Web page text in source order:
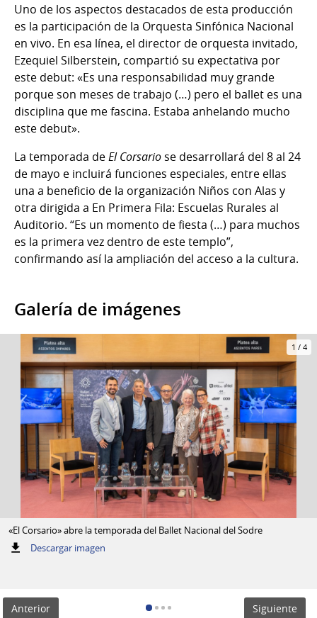
Uno de los aspectos destacados de esta producción
es la participación de la Orquesta Sinfónica Nacional
en vivo. En esa línea, el director de orquesta invitado,
Ezequiel Silberstein, compartió su expectativa por
este debut: «Es una responsabilidad muy grande
porque son meses de trabajo (…) pero el ballet es una
disciplina que me fascina. Estaba anhelando mucho
este debut».
La temporada deEl Corsariose desarrollará del 8 al 24
de mayo e incluirá funciones especiales, entre ellas
una a beneficio de la organización Niños con Alas y
otra dirigida a En Primera Fila: Escuelas Rurales al
Auditorio. “Es un momento de fiesta (…) para muchos
es la primera vez dentro de este templo”,
confirmando así la ampliación del acceso a la cultura.
Galería de imágenes
1 / 4
«El Corsario» abre la temporada del Ballet Nacional del Sodre
Descargar imagen:
temporada
Anterior Siguiente